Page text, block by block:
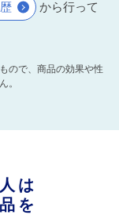
から行って
ので、商品の効果や性
。
は
を